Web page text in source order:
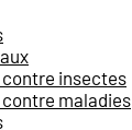
insectes
maladies